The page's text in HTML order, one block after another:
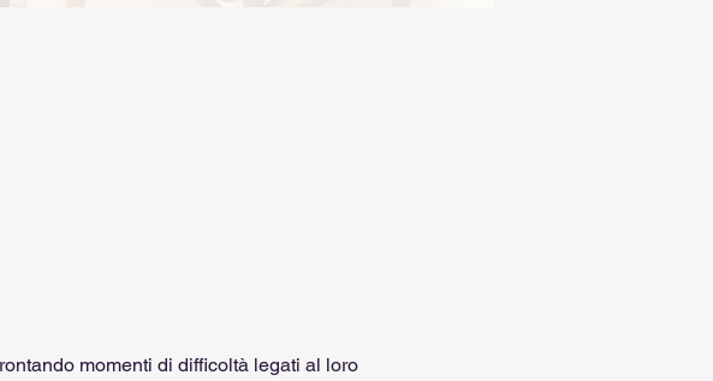
momenti di difficoltà legati al loro